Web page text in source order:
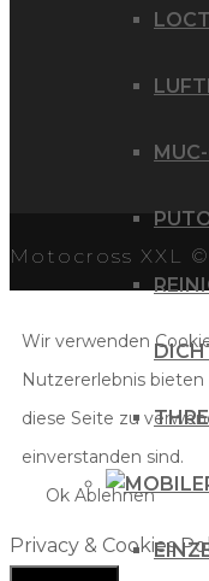
Motocross XXL
Wir verwenden
Nutzererlebnis
diese Seite zu
einverstanden sind.
Ok Ablehnen
Privacy & Cookies